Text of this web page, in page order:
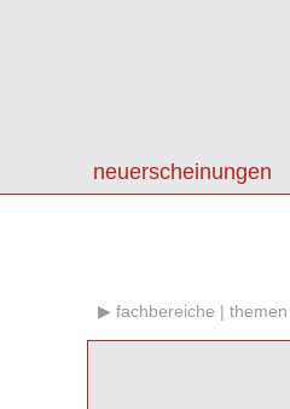
neuerscheinungen
fachbereiche | themen